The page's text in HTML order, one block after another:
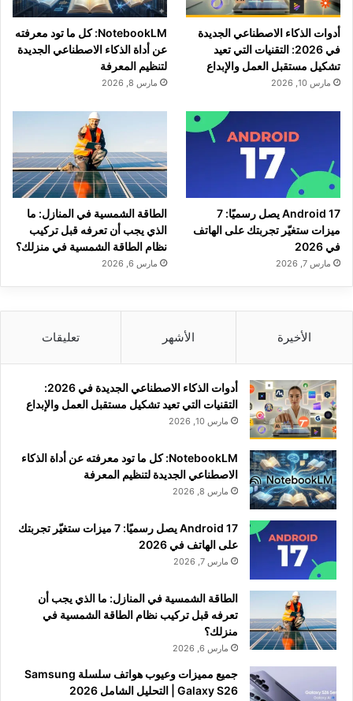
أدوات الذكاء الاصطناعي الجديدة
في 2026: التقنيات التي تعيد
تشكيل مستقبل العمل والإبداع
مارس 10, 2026
NotebookLM: كل ما تود معرفته
عن أداة الذكاء الاصطناعي الجديدة
لتنظيم المعرفة
مارس 8, 2026
Android 17 يصل رسميًا: 7
ميزات ستغيّر تجربتك على الهاتف
في 2026
مارس 7, 2026
الطاقة الشمسية في المنازل: ما
الذي يجب أن تعرفه قبل تركيب
نظام الطاقة الشمسية في منزلك؟
مارس 6, 2026
الأخيرة الأشهر تعليقات
أدوات الذكاء الاصطناعي الجديدة في 2026:
التقنيات التي تعيد تشكيل مستقبل العمل والإبداع
مارس 10, 2026
NotebookLM: كل ما تود معرفته عن أداة الذكاء
الاصطناعي الجديدة لتنظيم المعرفة
مارس 8, 2026
Android 17 يصل رسميًا: 7 ميزات ستغيّر تجربتك
على الهاتف في 2026
مارس 7, 2026
الطاقة الشمسية في المنازل: ما الذي يجب أن
تعرفه قبل تركيب نظام الطاقة الشمسية في
منزلك؟
مارس 6, 2026
جميع مميزات وعيوب هواتف سلسلة Samsung
Galaxy S26 | التحليل الشامل 2026